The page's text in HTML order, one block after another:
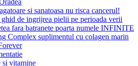
si sanatoasa nu risca cancerul!
ghid de ingrijrea pielii pe perioada verii
fara batranete poarta numele INFINITE
Complex suplimentul cu colagen marin
si vitamine